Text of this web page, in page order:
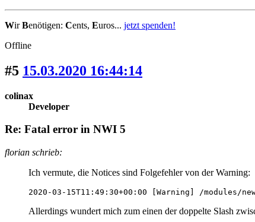
WirBenötigen: Cents, Euros... jetzt spenden!
Offline
#5 15.03.2020 16:44:14
colinax
Developer
Re: Fatal error in NWI 5
florian schrieb:
Ich vermute, die Notices sind Folgefehler von der Warning:
2020-03-15T11:49:30+00:00 [Warning] /
Allerdings wundert mich zum einen der doppelte Slash